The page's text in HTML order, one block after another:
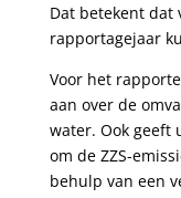
Dat betekent dat
rapportagejaar
Voor het
aan over de
water. Ook geeft
om de ZZS-
behulp van een